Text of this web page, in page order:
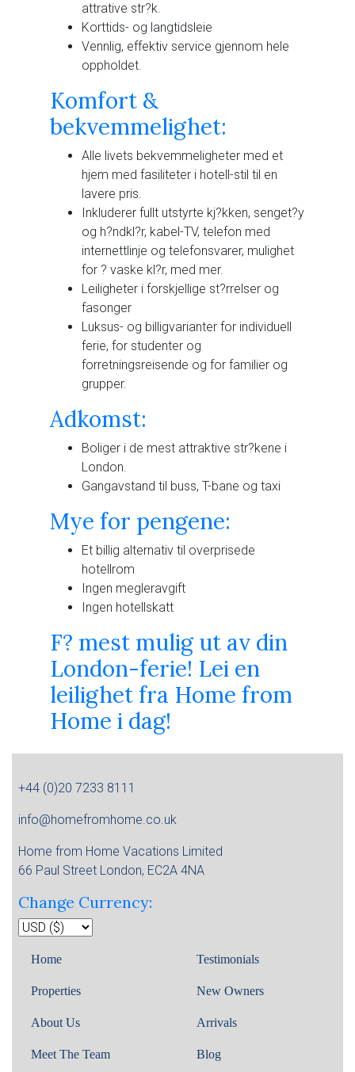
attrative str?k.
Korttids- og langtidsleie
Vennlig, effektiv service gjennom hele
oppholdet.
Komfort &
bekvemmelighet:
Alle livets bekvemmeligheter med et
hjem med fasiliteter i hotell-stil til en
lavere pris.
Inkluderer fullt utstyrte kj?kken, senget?y
og h?ndkl?r, kabel-TV, telefon med
internettlinje og telefonsvarer, mulighet
for ? vaske kl?r, med mer.
Leiligheter i forskjellige st?rrelser og
fasonger
Luksus- og billigvarianter for individuell
ferie, for studenter og
forretningsreisende og for familier og
grupper.
Adkomst:
Boliger i de mest attraktive str?kene i
London.
Gangavstand til buss, T-bane og taxi
Mye for pengene:
Et billig alternativ til overprisede
hotellrom
Ingen megleravgift
Ingen hotellskatt
F? mest mulig ut av din
London-ferie! Lei en
leilighet fra Home from
Home i dag!
+44 (0)20 7233 8111
info@homefromhome.co.uk
Home from Home Vacations Limited
66 Paul Street London, EC2A 4NA
Change Currency:
Home
Properties
About Us
Meet The Team
Testimonials
New Owners
Arrivals
Blog